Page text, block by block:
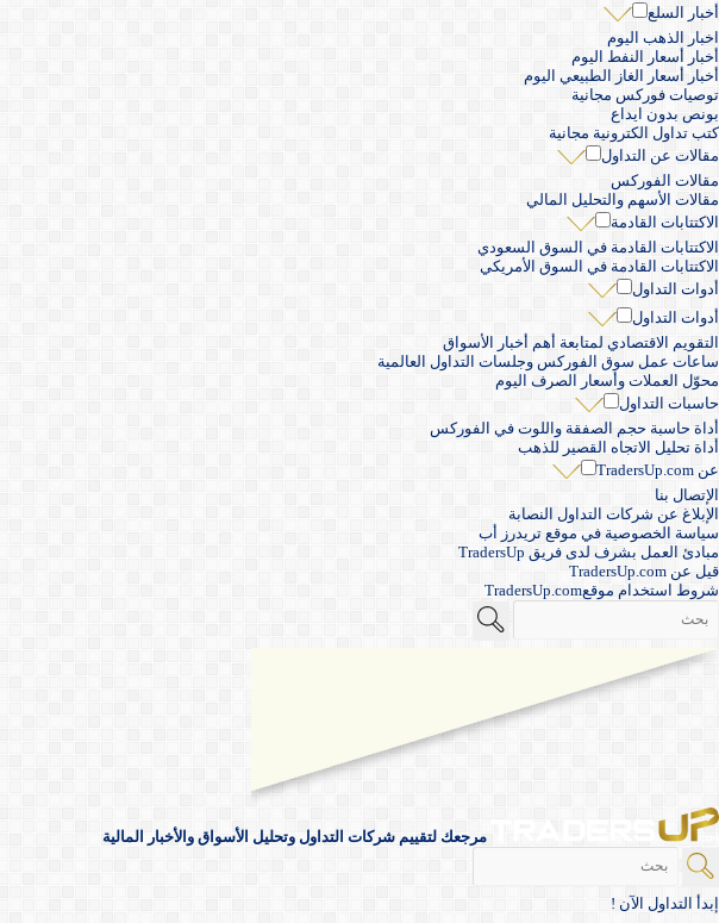
أخبار السلع
اخبار الذهب اليوم
أخبار أسعار النفط اليوم
أخبار أسعار الغاز الطبيعي اليوم
توصيات فوركس مجانية
بونص بدون ايداع
كتب تداول الكترونية مجانية
مقالات عن التداول
مقالات الفوركس
مقالات الأسهم والتحليل المالي
الاكتتابات القادمة
الاكتتابات القادمة في السوق السعودي
الاكتتابات القادمة في السوق الأمريكي
أدوات التداول
أدوات التداول
التقويم الاقتصادي لمتابعة أهم أخبار الأسواق
ساعات عمل سوق الفوركس وجلسات التداول العالمية
محوّل العملات وأسعار الصرف اليوم
حاسبات التداول
أداة حاسبة حجم الصفقة واللوت في الفوركس
أداة تحليل الاتجاه القصير للذهب
عن TradersUp.com
الإتصال بنا
الإبلاغ عن شركات التداول النصابة
سياسة الخصوصية في موقع تريدرز أب
مبادئ العمل بشرف لدى فريق TradersUp
قيل عن TradersUp.com
شروط استخدام موقعTradersUp.com
مرجعك لتقييم شركات التداول وتحليل الأسواق والأخبار المالية
إبدأ التداول الآن !